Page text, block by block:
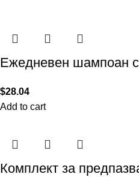
Ежедневен шампоан с
$28.04
Add to cart
Комплект за